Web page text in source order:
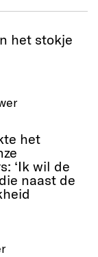
het stokje
het
‘Ik wil de
naast de